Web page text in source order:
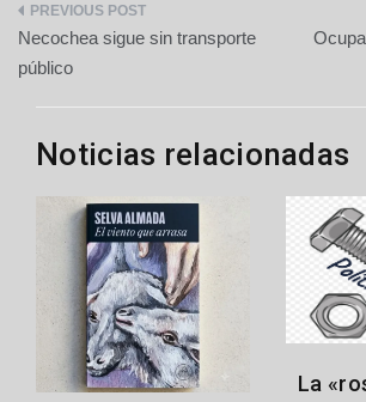
Navegación
de
entradas
Necochea sigue sin transporte
público
Noticias relacionadas
La